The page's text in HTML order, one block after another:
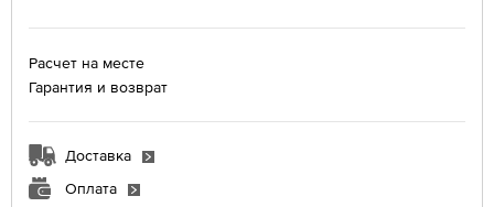
Расчет на месте
Гарантия и возврат
Доставка
Оплата